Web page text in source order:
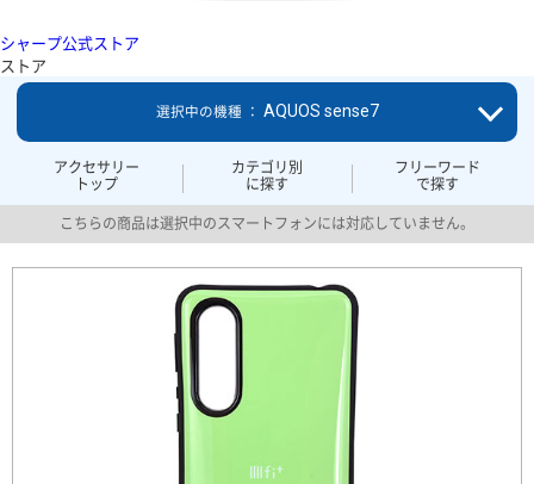
シャープ公式ストア
ストア
アクセサリー
トップ
カテゴリ別
に探す
フリーワード
で探す
選択中の機種 ： AQUOS sense7
こちらの商品は選択中のスマートフォンには対応していません。